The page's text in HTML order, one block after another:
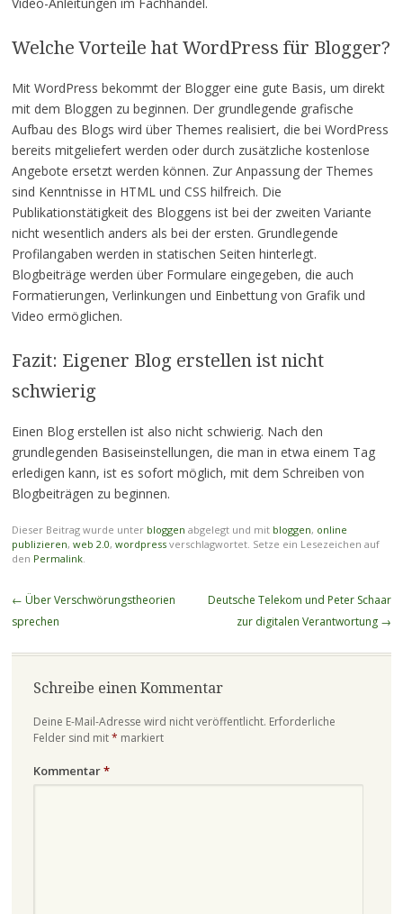
Welche Vorteile hat WordPress für Blogger?
Mit WordPress bekommt der Blogger eine gute Basis, um direkt
mit dem Bloggen zu beginnen. Der grundlegende grafische
Aufbau des Blogs wird über Themes realisiert, die bei WordPress
bereits mitgeliefert werden oder durch zusätzliche kostenlose
Angebote ersetzt werden können. Zur Anpassung der Themes
sind Kenntnisse in HTML und CSS hilfreich. Die
Publikationstätigkeit des Bloggens ist bei der zweiten Variante
nicht wesentlich anders als bei der ersten. Grundlegende
Profilangaben werden in statischen Seiten hinterlegt.
Blogbeiträge werden über Formulare eingegeben, die auch
Formatierungen, Verlinkungen und Einbettung von Grafik und
Video ermöglichen.
Fazit: Eigener Blog erstellen ist nicht
schwierig
Einen Blog erstellen ist also nicht schwierig. Nach den
grundlegenden Basiseinstellungen, die man in etwa einem Tag
erledigen kann, ist es sofort möglich, mit dem Schreiben von
Blogbeiträgen zu beginnen.
Dieser Beitrag wurde unter bloggen abgelegt und mit bloggen, online
publizieren, web 2.0, wordpressverschlagwortet. Setze ein Lesezeichen auf
den Permalink.
Beitragsnavigation
← Über Verschwörungstheorien
sprechen
Deutsche Telekom und Peter Schaar
zur digitalen Verantwortung →
Schreibe einen Kommentar
Deine E-Mail-Adresse wird nicht veröffentlicht. Erforderliche
Felder sind mit* markiert
Kommentar*